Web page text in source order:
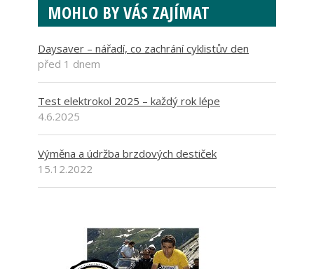
MOHLO BY VÁS ZAJÍMAT
Daysaver – nářadí, co zachrání cyklistův den
před 1 dnem
Test elektrokol 2025 – každý rok lépe
4.6.2025
Výměna a údržba brzdových destiček
15.12.2022